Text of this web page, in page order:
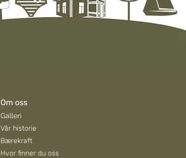
Om oss
Galleri
Vår historie
Bærekraft
Hvor finner du oss